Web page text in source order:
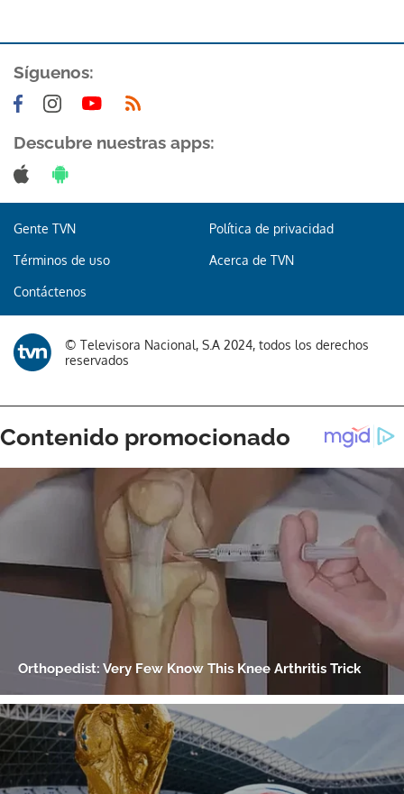
Síguenos:
Descubre nuestras apps:
Gente TVN Política de privacidad
Términos de uso Acerca de TVN
Contáctenos
© Televisora Nacional, S.A 2024, todos los derechos
reservados